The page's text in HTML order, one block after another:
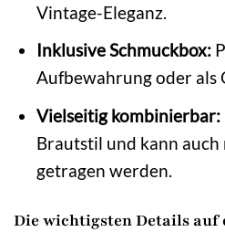
Vintage-Eleganz.
Inklusive Schmuckbox:
Aufbewahrung oder als
Vielseitig kombinierbar:
Brautstil und kann
getragen werden.
Die wichtigsten Details auf